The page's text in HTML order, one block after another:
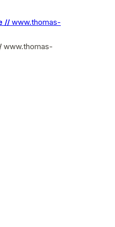
www.thomas-